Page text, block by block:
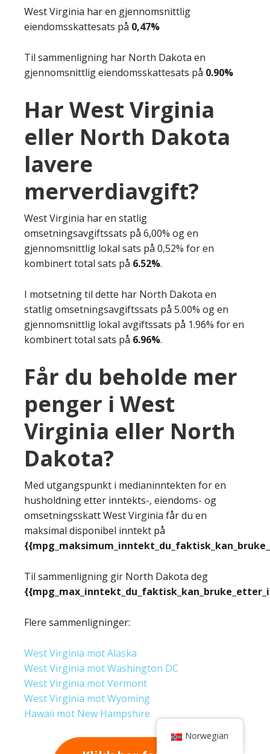
West Virginia har en gjennomsnittlig
eiendomsskattesats på 0,47%
Til sammenligning har North Dakota en
gjennomsnittlig eiendomsskattesats på 0.90%
Har West Virginia
eller North Dakota
lavere
merverdiavgift?
West Virginia har en statlig
omsetningsavgiftssats på 6,00% og en
gjennomsnittlig lokal sats på 0,52% for en
kombinert total sats på 6.52%.
I motsetning til dette har North Dakota en
statlig omsetningsavgiftssats på 5.00% og en
gjennomsnittlig lokal avgiftssats på 1.96% for en
kombinert total sats på 6.96%.
Får du beholde mer
penger i West
Virginia eller North
Dakota?
Med utgangspunkt i medianinntekten for en
husholdning etter inntekts-, eiendoms- og
omsetningsskatt West Virginia får du en
maksimal disponibel inntekt på
Til sammenligning gir North Dakota deg
Flere sammenligninger:
West Virginia mot Alaska
West Virginia mot Washington DC
West Virginia mot Vermont
West Virginia mot Wyoming
Hawaii mot New Hampshire
Norwegian